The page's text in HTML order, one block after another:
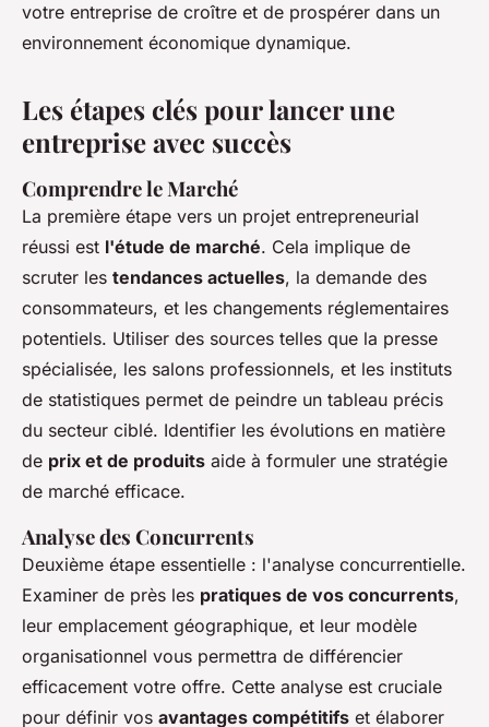
votre entreprise de croître et de prospérer dans un
environnement économique dynamique.
Les étapes clés pour lancer une
entreprise avec succès
Comprendre le Marché
La première étape vers un projet entrepreneurial
réussi est l'étude de marché. Cela implique de
scruter les tendances actuelles, la demande des
consommateurs, et les changements réglementaires
potentiels. Utiliser des sources telles que la presse
spécialisée, les salons professionnels, et les instituts
de statistiques permet de peindre un tableau précis
du secteur ciblé. Identifier les évolutions en matière
de prix et de produits aide à formuler une stratégie
de marché efficace.
Analyse des Concurrents
Deuxième étape essentielle : l'analyse concurrentielle.
Examiner de près les pratiques de vos concurrents,
leur emplacement géographique, et leur modèle
organisationnel vous permettra de différencier
efficacement votre offre. Cette analyse est cruciale
pour définir vos avantages compétitifs et élaborer